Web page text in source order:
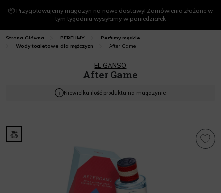
📦 Przygotowujemy magazyn na nowe dostawy! Zamówienia złożone w
tym tygodniu wysyłamy w poniedziałek
Strona Główna PERFUMY
Perfumy męskie
Wody toaletowe dla mężczyzn
After Game
EL GANSO
After Game
Niewielka ilość produktu na magazynie